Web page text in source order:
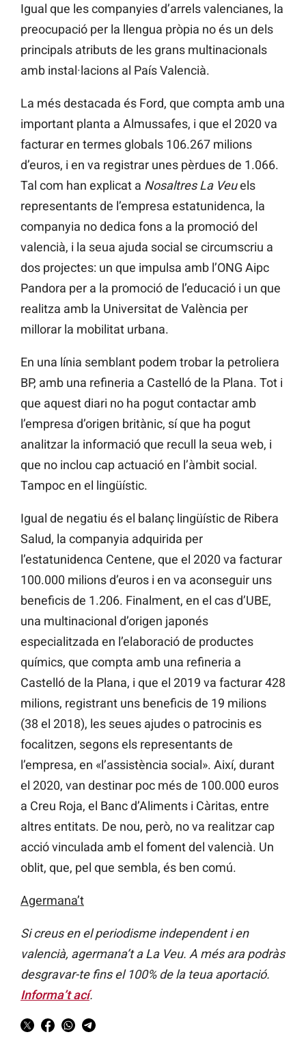
Igual que les companyies d’arrels valencianes, la
preocupació per la llengua pròpia no és un dels
principals atributs de les grans multinacionals
amb instal·lacions al País Valencià.
La més destacada és Ford, que compta amb una
important planta a Almussafes, i que el 2020 va
facturar en termes globals 106.267 milions
d’euros, i en va registrar unes pèrdues de 1.066.
Tal com han explicat a Nosaltres La Veuels
representants de l’empresa estatunidenca, la
companyia no dedica fons a la promoció del
valencià, i la seua ajuda social se circumscriu a
dos projectes: un que impulsa amb l’ONG Aipc
Pandora per a la promoció de l’educació i un que
realitza amb la Universitat de València per
millorar la mobilitat urbana.
En una línia semblant podem trobar la petroliera
BP, amb una refineria a Castelló de la Plana. Tot i
que aquest diari no ha pogut contactar amb
l’empresa d’origen britànic, sí que ha pogut
analitzar la informació que recull la seua web, i
que no inclou cap actuació en l’àmbit social.
Tampoc en el lingüístic.
Igual de negatiu és el balanç lingüístic de Ribera
Salud, la companyia adquirida per
l’estatunidenca Centene, que el 2020 va facturar
100.000 milions d’euros i en va aconseguir uns
beneficis de 1.206. Finalment, en el cas d’UBE,
una multinacional d’origen japonés
especialitzada en l’elaboració de productes
químics, que compta amb una refineria a
Castelló de la Plana, i que el 2019 va facturar 428
milions, registrant uns beneficis de 19 milions
(38 el 2018), les seues ajudes o patrocinis es
focalitzen, segons els representants de
l’empresa, en «l’assistència social». Així, durant
el 2020, van destinar poc més de 100.000 euros
a Creu Roja, el Banc d’Aliments i Càritas, entre
altres entitats. De nou, però, no va realitzar cap
acció vinculada amb el foment del valencià. Un
oblit, que, pel que sembla, és ben comú.
Agermana’t
Si creus en el periodisme independent i en
valencià, agermana’t a La Veu. A més ara podràs
desgravar-te fins el 100% de la teua aportació.
Informa’t ací.